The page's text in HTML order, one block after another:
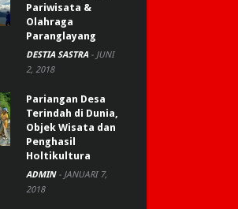
Pariwisata &
Olahraga
Paranglayang
DESTIA SASTRA - JUNI
2, 2018
Pariangan Desa
Terindah di Dunia,
Objek Wisata dan
Penghasil
Holtikultura
ADMIN - JANUARI 7,
2018